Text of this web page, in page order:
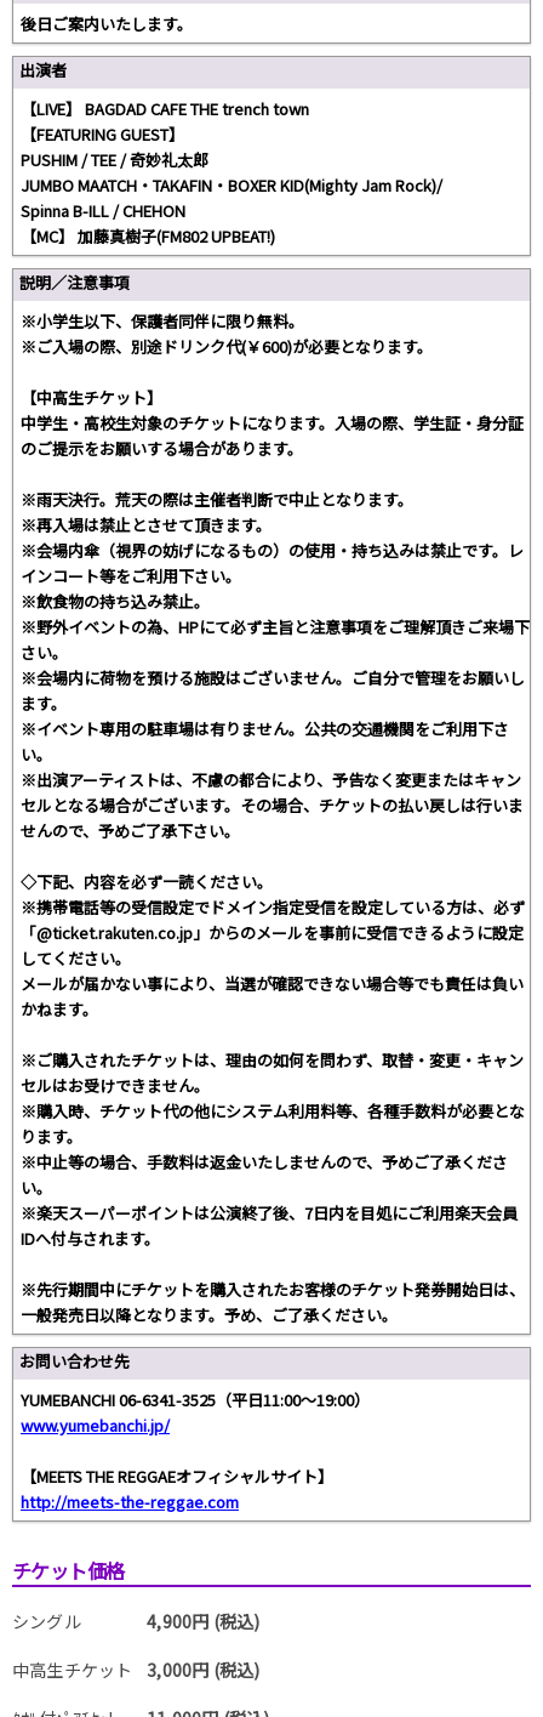
後日ご案内いたします。
出演者
【LIVE】 BAGDAD CAFE THE trench town
【FEATURING GUEST】
PUSHIM / TEE / 奇妙礼太郎
JUMBO MAATCH・TAKAFIN・BOXER KID(Mighty Jam Rock)/
Spinna B-ILL / CHEHON
【MC】 加藤真樹子(FM802 UPBEAT!)
説明／注意事項
※小学生以下、保護者同伴に限り無料。
※ご入場の際、別途ドリンク代(￥600)が必要となります。
【中高生チケット】
中学生・高校生対象のチケットになります。入場の際、学生証・身分証
のご提示をお願いする場合があります。
※雨天決行。荒天の際は主催者判断で中止となります。
※再入場は禁止とさせて頂きます。
※会場内傘（視界の妨げになるもの）の使用・持ち込みは禁止です。レ
インコート等をご利用下さい。
※飲食物の持ち込み禁止。
※野外イベントの為、HPにて必ず主旨と注意事項をご理解頂きご来場下
さい。
※会場内に荷物を預ける施設はございません。ご自分で管理をお願いし
ます。
※イベント専用の駐車場は有りません。公共の交通機関をご利用下さ
い。
※出演アーティストは、不慮の都合により、予告なく変更またはキャン
セルとなる場合がございます。その場合、チケットの払い戻しは行いま
せんので、予めご了承下さい。
◇下記、内容を必ず一読ください。
※携帯電話等の受信設定でドメイン指定受信を設定している方は、必ず
「@ticket.rakuten.co.jp」からのメールを事前に受信できるように設定
してください。
メールが届かない事により、当選が確認できない場合等でも責任は負い
かねます。
※ご購入されたチケットは、理由の如何を問わず、取替・変更・キャン
セルはお受けできません。
※購入時、チケット代の他にシステム利用料等、各種手数料が必要とな
ります。
※中止等の場合、手数料は返金いたしませんので、予めご了承くださ
い。
※楽天スーパーポイントは公演終了後、7日内を目処にご利用楽天会員
IDへ付与されます。
※先行期間中にチケットを購入されたお客様のチケット発券開始日は、
一般発売日以降となります。予め、ご了承ください。
お問い合わせ先
YUMEBANCHI 06-6341-3525（平日11:00～19:00）
www.yumebanchi.jp/
【MEETS THE REGGAEオフィシャルサイト】
http://meets-the-reggae.com
チケット価格
シングル
4,900円 (税込)
中高生チケット
3,000円 (税込)